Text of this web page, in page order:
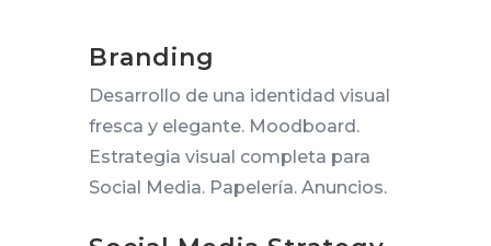
Branding
Desarrollo de una identidad visual
fresca y elegante. Moodboard.
Estrategia visual completa para
Social Media. Papelería. Anuncios.